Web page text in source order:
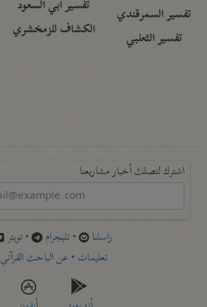
تفسير السمرقندي
تفسير الثعلبي
تفسير أبي السعود
الكشاف للزمخشري
اشترك لتصلك أخبار مشاريعنا
راسلنا •تليجرام •تويتر
تعليمات •عن الباحث القرآني